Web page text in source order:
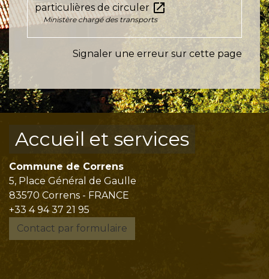
particulières de circuler open_in_new
Ministère chargé des transports
Signaler une erreur sur cette page
Accueil et services
Commune de Correns
5, Place Général de Gaulle
83570 Correns - FRANCE
+33 4 94 37 21 95
Contact par formulaire